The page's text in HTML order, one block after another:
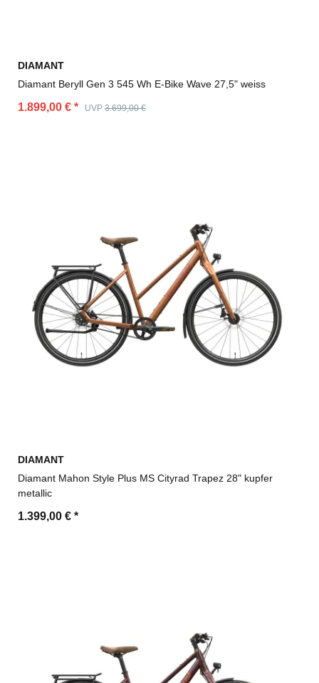
DIAMANT
Diamant Beryll Gen 3 545 Wh E-Bike Wave 27,5" weiss
1.899,00 € * UVP 3.699,00 €
DIAMANT
Diamant Mahon Style Plus MS Cityrad Trapez 28" kupfer
metallic
1.399,00 € *